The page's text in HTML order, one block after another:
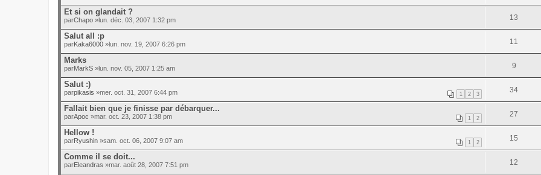
Et si on glandait ?
parChapo »lun. déc. 03, 2007 1:32 pm 13
Salut all :p
parKaka6000 »lun. nov. 19, 2007 6:26 pm 11
Marks
parMarkS »lun. nov. 05, 2007 1:25 am 9
Salut :)
1 2 3
parpikasis »mer. oct. 31, 2007 6:44 pm 34
Fallait bien que je finisse par débarquer...
1 2
parApoc »mar. oct. 23, 2007 1:38 pm 27
Hellow !
1 2
parRyushin »sam. oct. 06, 2007 9:07 am 15
Comme il se doit...
parEleandras »mar. août 28, 2007 7:51 pm 12